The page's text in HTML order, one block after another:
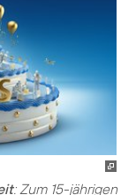
: Zum 15-jährigen